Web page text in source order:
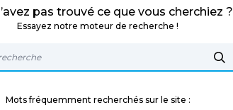
pas trouvé ce que vous cherchiez ?
Essayez notre moteur de recherche !
Mots fréquemment recherchés sur le site :